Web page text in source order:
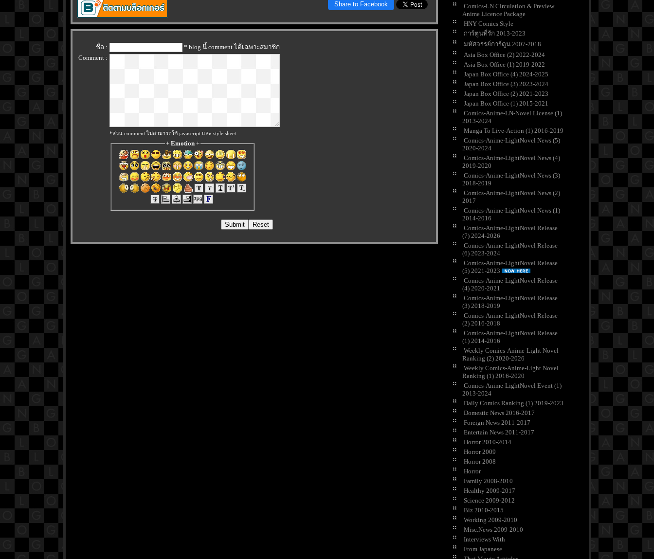
Share to Facebook
ชื่อ :
* blog นี้ comment ได้เฉพาะสมาชิก
Comment :
*ส่วน comment ไม่สามารถใช้ javascript และ style sheet
+ Emotion+
Comics-LN Circulation & Preview
Anime Licence Package
HNY Comics Style
การ์ตูนที่รัก 2013-2023
มหัศจรรย์การ์ตูน 2007-2018
Asia Box Office (2) 2022-2024
Asia Box Office (1) 2019-2022
Japan Box Office (4) 2024-2025
Japan Box Office (3) 2023-2024
Japan Box Office (2) 2021-2023
Japan Box Office (1) 2015-2021
Comics-Anime-LN-Novel License (1)
2013-2024
Manga To Live-Action (1) 2016-2019
Comics-Anime-LightNovel News (5)
2020-2024
Comics-Anime-LightNovel News (4)
2019-2020
Comics-Anime-LightNovel News (3)
2018-2019
Comics-Anime-LightNovel News (2)
2017
Comics-Anime-LightNovel News (1)
2014-2016
Comics-Anime-LightNovel Release
(7) 2024-2026
Comics-Anime-LightNovel Release
(6) 2023-2024
Comics-Anime-LightNovel Release
(5) 2021-2023
Comics-Anime-LightNovel Release
(4) 2020-2021
Comics-Anime-LightNovel Release
(3) 2018-2019
Comics-Anime-LightNovel Release
(2) 2016-2018
Comics-Anime-LightNovel Release
(1) 2014-2016
Weekly Comics-Anime-Light Novel
Ranking (2) 2020-2026
Weekly Comics-Anime-Light Novel
Ranking (1) 2016-2020
Comics-Anime-LightNovel Event (1)
2013-2024
Daily Comics Ranking (1) 2019-2023
Domestic News 2016-2017
Foreign News 2011-2017
Entertain News 2011-2017
Horror 2010-2014
Horror 2009
Horror 2008
Horror
Family 2008-2010
Healthy 2009-2017
Science 2009-2012
Biz 2010-2015
Working 2009-2010
Misc.News 2009-2010
Interviews With
From Japanese